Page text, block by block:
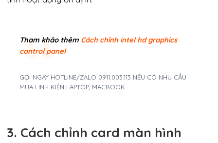
Tham khảo thêm Cách chỉnh intel hd graphics
control panel
GỌI NGAY HOTLINE/ZALO 0911.003.113 NẾU CÓ NHU CẦU
MUA LINH KIỆN LAPTOP, MACBOOK
3. Cách chỉnh card màn hình